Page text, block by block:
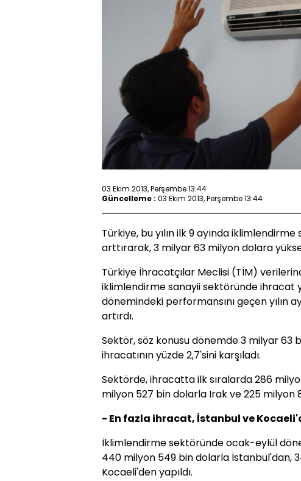
03 Ekim 2013, Perşembe 13:44
Güncelleme : 03 Ekim 2013, Perşembe 13:44
Türkiye, bu yılın ilk 9 ayında
arttırarak, 3 milyar 63 milyon dolara
Türkiye İhracatçılar Meclisi (TİM)
iklimlendirme sanayii sektöründe
dönemindeki performansını geçen yılın
artırdı.
Sektör, söz konusu dönemde 3 milyar 63
ihracatının yüzde 2,7'sini karşıladı.
Sektörde, ihracatta ilk sıralarda 286
milyon 527 bin dolarla Irak ve 225 milyon
- En fazla ihracat, İstanbul ve
İklimlendirme sektöründe ocak-eylül
440 milyon 549 bin dolarla İstanbul'dan,
Kocaeli'den yapıldı.